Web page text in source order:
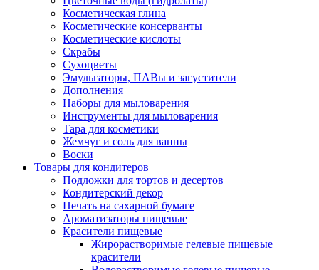
Косметическая глина
Косметические консерванты
Косметические кислоты
Скрабы
Сухоцветы
Эмульгаторы, ПАВы и загустители
Дополнения
Наборы для мыловарения
Инструменты для мыловарения
Тара для косметики
Жемчуг и соль для ванны
Воски
Товары для кондитеров
Подложки для тортов и десертов
Кондитерский декор
Печать на сахарной бумаге
Ароматизаторы пищевые
Красители пищевые
Жирорастворимые гелевые пищевые
красители